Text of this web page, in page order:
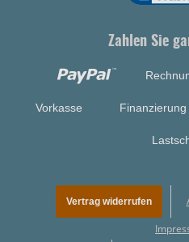
Zahlen Sie
Vorkasse Finanzierung
Vertrag widerrufen